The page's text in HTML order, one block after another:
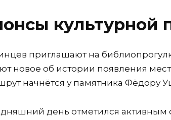
культурной
приглашают на
новое об истории появления
начнётся у памятника Фёдору
день отметился активным